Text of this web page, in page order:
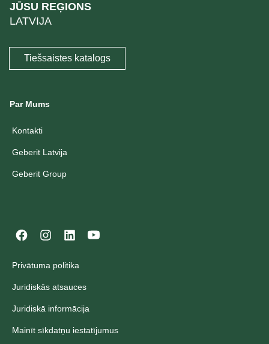
JŪSU REĢIONS
LATVIJA
Tiešsaistes katalogs
Par Mums
Kontakti
Geberit Latvija
Geberit Group
Privātuma politika
Juridiskās atsauces
Juridiskā informācija
Mainīt sīkdatņu iestatījumus